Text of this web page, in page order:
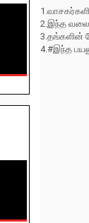
2.இந்த
3.தங்களின்
4.#இந்த